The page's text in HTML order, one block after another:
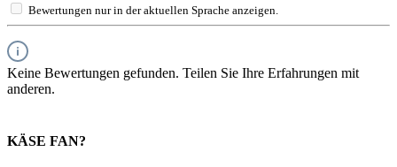
Bewertungen nur in der aktuellen Sprache anzeigen.
Keine Bewertungen gefunden. Teilen Sie Ihre Erfahrungen mit
anderen.
KÄSE FAN?